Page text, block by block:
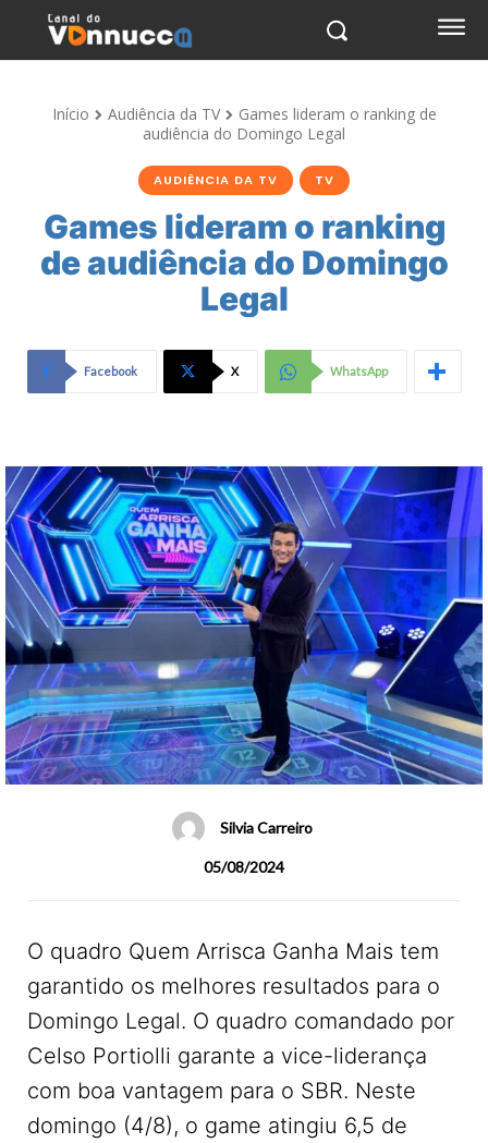
Início Audiência da TV
Games lideram o ranking de
audiência do Domingo Legal
AUDIÊNCIA DA TV TV
Games lideram o ranking
de audiência do Domingo
Legal
Facebook X WhatsApp
Silvia Carreiro
05/08/2024
O quadro Quem Arrisca Ganha Mais tem
garantido os melhores resultados para o
Domingo Legal. O quadro comandado por
Celso Portiolli garante a vice-liderança
com boa vantagem para o SBR. Neste
domingo (4/8), o game atingiu 6,5 de